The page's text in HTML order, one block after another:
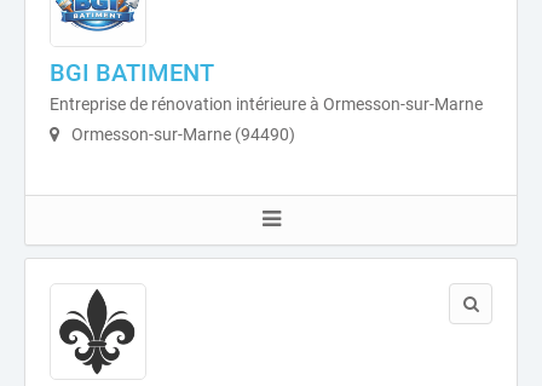
BGI BATIMENT
Entreprise de rénovation intérieure à Ormesson-sur-Marne
Ormesson-sur-Marne (94490)